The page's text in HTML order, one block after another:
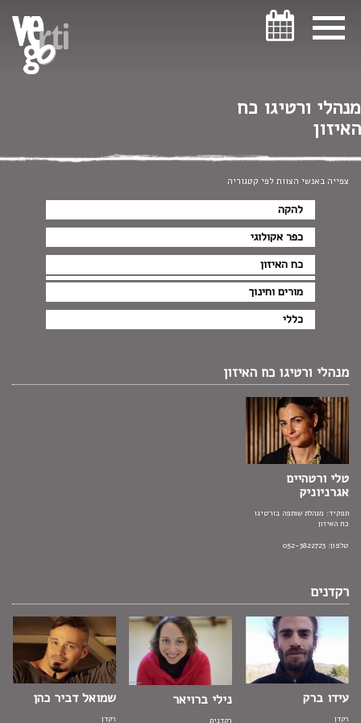
מנהלי ורטיגו כח
האיזון
צפייה באנשי הצוות לפי קטגוריה
להקה
כפר אקולוגי
כח האיזון
מורים וחינוך
כללי
מנהלי ורטיגו כח האיזון
טלי ורטהיים
אגרניוניק
תפקיד: מנהלת שותפה בורטיגו
כח האיזון
טלפון: 052-3822723
רקדנים
עידו ברק
רקדן
נילי ברויאר
רקדנית
שמואל דביר כהן
רקדן